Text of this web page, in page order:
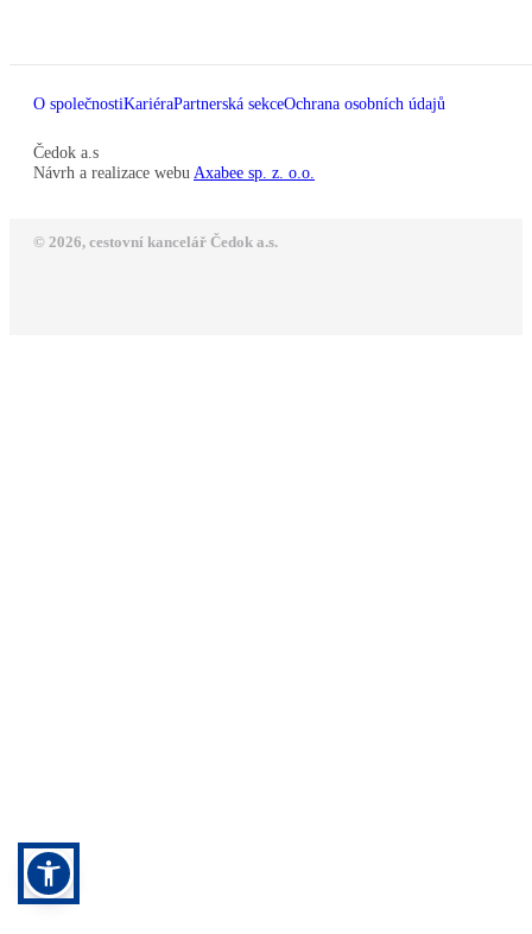
O společnostiKariéraPartnerská sekceOchrana osobních údajů
Čedok a.s
Návrh a realizace webu Axabee sp. z. o.o.
© 2026, cestovní kancelář Čedok a.s.